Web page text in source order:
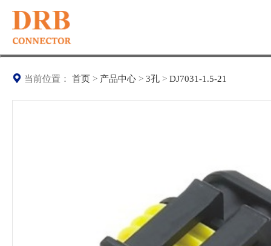
当前位置： 首页 > 产品中心 > 3孔 > DJ7031-1.5-21